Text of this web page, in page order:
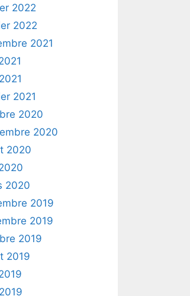
2022
2022
2021
2021
2020
2020
2020
2020
2019
2019
2019
2019